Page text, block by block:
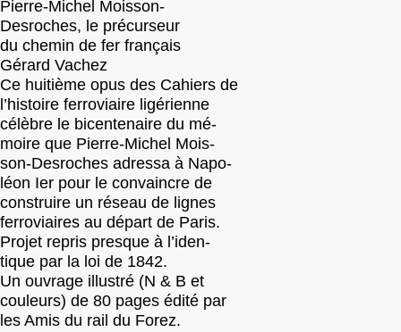
Pierre-Michel Moisson-
Desroches, le précurseur
du chemin de fer français
Gérard Vachez
Ce huitième opus des Cahiers de
l’histoire ferroviaire ligérienne
célèbre le bicentenaire du mé-
moire que Pierre-Michel Mois-
son-Desroches adressa à Napo-
léon Ier pour le convaincre de
construire un réseau de lignes
ferroviaires au départ de Paris.
Projet repris presque à l’iden-
tique par la loi de 1842.
Un ouvrage illustré (N & B et
couleurs) de 80 pages édité par
les Amis du rail du Forez.